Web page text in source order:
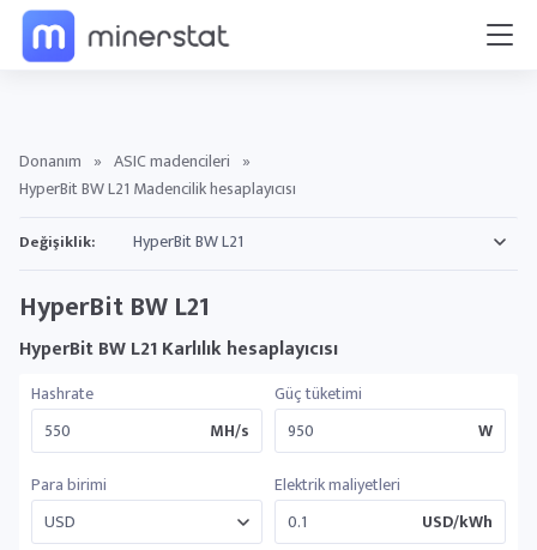
Donanım » ASIC madencileri »
HyperBit BW L21 Madencilik hesaplayıcısı
Değişiklik:
HyperBit BW L21
HyperBit BW L21 Karlılık hesaplayıcısı
Hashrate
MH/s
Güç tüketimi
W
Para birimi
Elektrik maliyetleri
USD/kWh